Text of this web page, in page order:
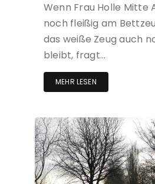
Wenn Frau Holle Mitte
noch fleißig am
das weiße Zeug auch
bleibt, fragt…
MEHR LESEN